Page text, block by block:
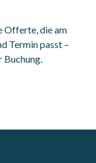
Offerte, die am
Termin passt –
Buchung.